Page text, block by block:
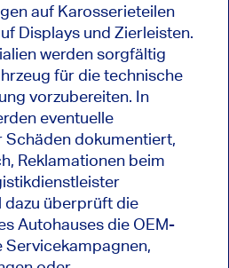
auf Karosserieteilen
Displays und Zierleisten.
werden sorgfältig
für die technische
vorzubereiten. In
eventuelle
dokumentiert,
Reklamationen beim
dazu überprüft die
Autohauses die OEM-